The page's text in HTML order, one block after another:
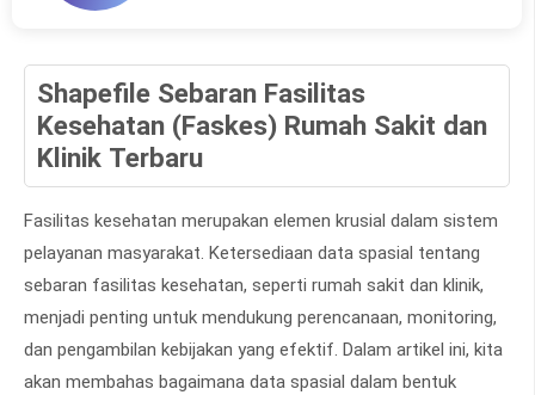
Shapefile Sebaran Fasilitas
Kesehatan (Faskes) Rumah Sakit dan
Klinik Terbaru
Fasilitas kesehatan merupakan elemen krusial dalam sistem
pelayanan masyarakat. Ketersediaan data spasial tentang
sebaran fasilitas kesehatan, seperti rumah sakit dan klinik,
menjadi penting untuk mendukung perencanaan, monitoring,
dan pengambilan kebijakan yang efektif. Dalam artikel ini, kita
akan membahas bagaimana data spasial dalam bentuk